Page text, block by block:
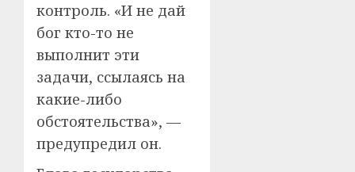
контроль. «И не дай
бог кто-то не
выполнит эти
задачи, ссылаясь на
какие-либо
обстоятельства», —
предупредил он.